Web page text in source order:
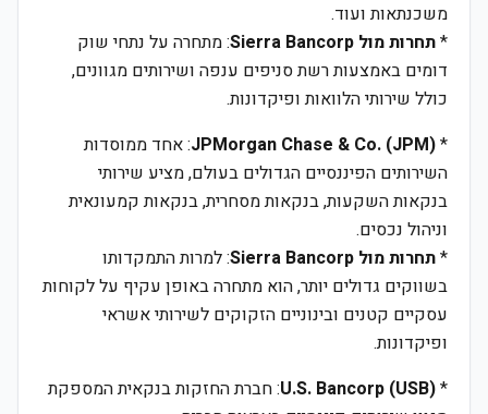
משכנתאות ועוד.
*תחרות מול Sierra Bancorp
: מתחרה על נתחי שוק
דומים באמצעות רשת סניפים ענפה ושירותים מגוונים,
כולל שירותי הלוואות ופיקדונות.
*
JPMorgan Chase & Co. (JPM): אחד ממוסדות
השירותים הפיננסיים הגדולים בעולם, מציע שירותי
בנקאות השקעות, בנקאות מסחרית, בנקאות קמעונאית
וניהול נכסים.
*תחרות מול Sierra Bancorp
: למרות התמקדותו
בשווקים גדולים יותר, הוא מתחרה באופן עקיף על לקוחות
עסקיים קטנים ובינוניים הזקוקים לשירותי אשראי
ופיקדונות.
*
U.S. Bancorp (USB): חברת החזקות בנקאית המספקת